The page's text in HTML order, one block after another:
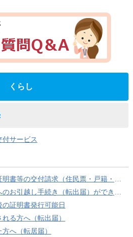
くらし
サービス
交付請求（住民票・戸籍・国民年金関係）
お引越し手続き（転出届）ができます
証明書発行可能日
る方へ（転出届）
へ（転居届）